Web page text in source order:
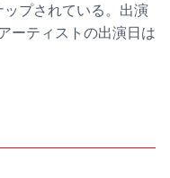
プされている。出演
ーティストの出演日は